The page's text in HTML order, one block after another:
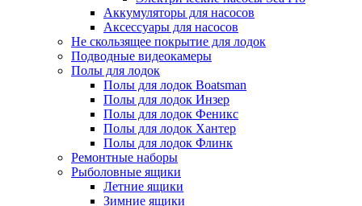
Аккумуляторы для насосов
Аксессуары для насосов
Не скользящее покрытие для лодок
Подводные видеокамеры
Полы для лодок
Полы для лодок Boatsman
Полы для лодок Инзер
Полы для лодок Феникс
Полы для лодок Хантер
Полы для лодок Флинк
Ремонтные наборы
Рыболовные ящики
Летние ящики
Зимние ящики